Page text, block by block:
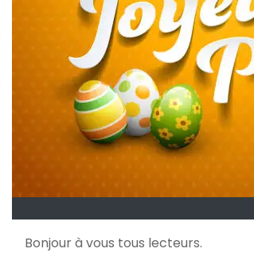
Bonjour à vous tous lecteurs.